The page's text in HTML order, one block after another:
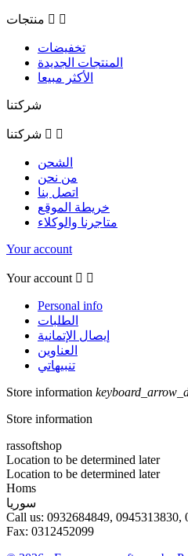
منتجات  
تخفيضات
المنتجات الجديدة
الأكثر مبيعا
شركتنا
شركتنا  
الشحن
من نحن
اتصل بنا
خريطة الموقع
متاجرنا والوكلاء
Your account
Your account  
Personal info
الطلبات
إيصال الإتمانية
العناوين
تنبيهاتي
Store information
Store information
rassoftshop
Location to be determined later
Location to be determined later
Homs
سوريا
Call us: 0932684849, 0945313830,
Fax: 0312452099